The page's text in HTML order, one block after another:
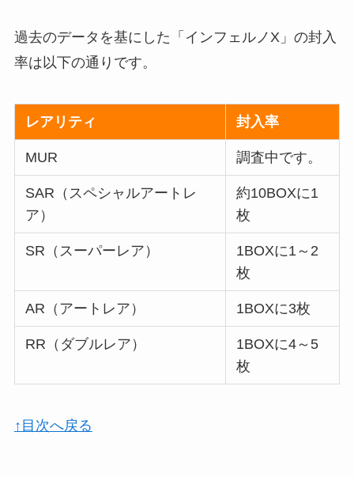
過去のデータを基にした「インフェルノX」の封入
率は以下の通りです。
レアリティ 封入率
MUR 調査中です。
SAR（スペシャルアートレ
ア）
約10BOXに1
枚
SR（スーパーレア）
1BOXに1～2
枚
AR（アートレア） 1BOXに3枚
RR（ダブルレア）
1BOXに4～5
枚
↑目次へ戻る